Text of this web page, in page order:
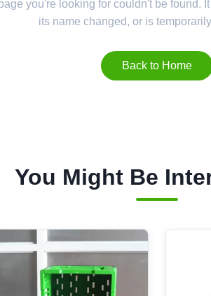
you're looking for couldn't be found.
its name changed, or is
Back to Home
You Might Be